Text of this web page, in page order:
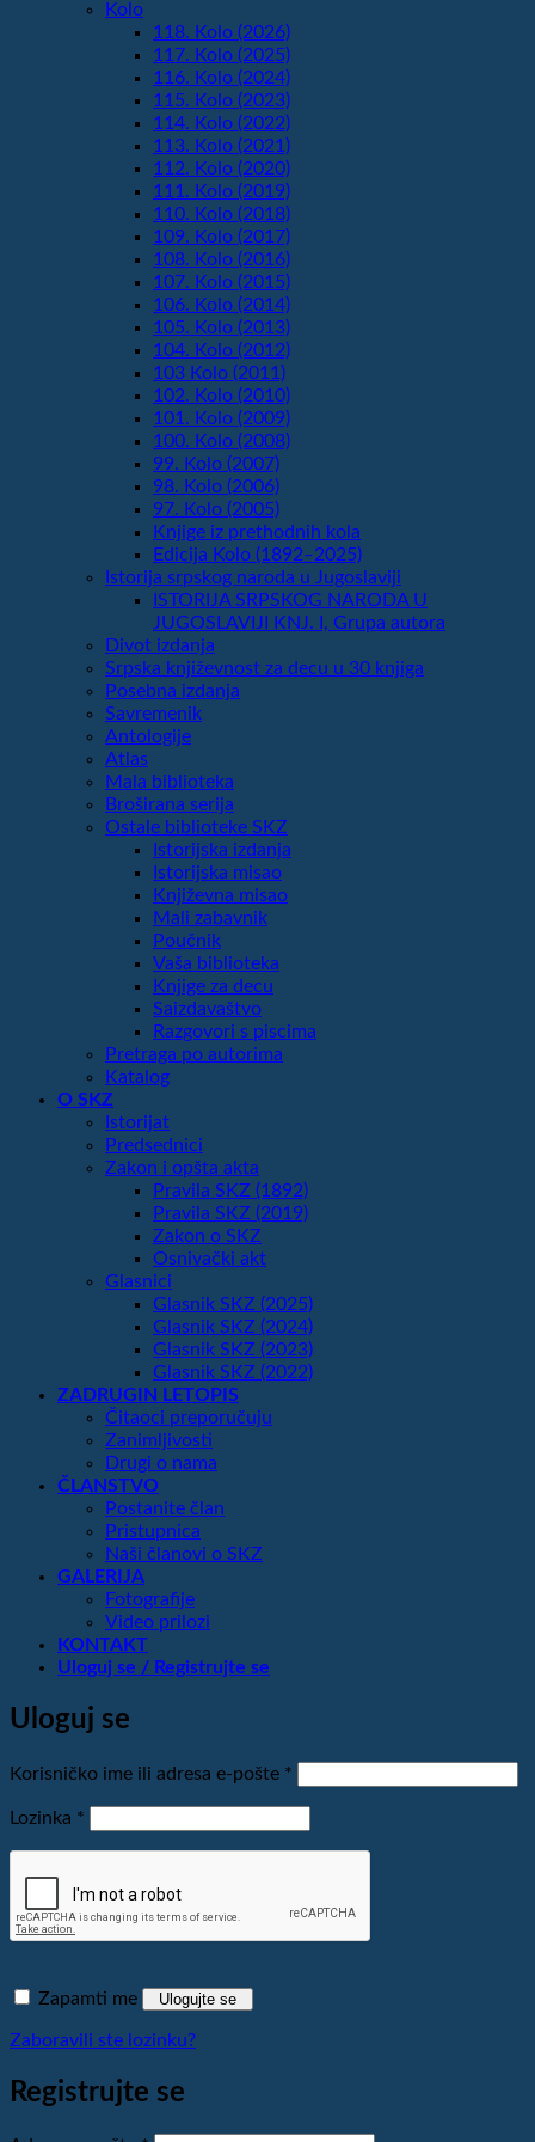
Kolo
118. Kolo (2026)
117. Kolo (2025)
116. Kolo (2024)
115. Kolo (2023)
114. Kolo (2022)
113. Kolo (2021)
112. Kolo (2020)
111. Kolo (2019)
110. Kolo (2018)
109. Kolo (2017)
108. Kolo (2016)
107. Kolo (2015)
106. Kolo (2014)
105. Kolo (2013)
104. Kolo (2012)
103 Kolo (2011)
102. Kolo (2010)
101. Kolo (2009)
100. Kolo (2008)
99. Kolo (2007)
98. Kolo (2006)
97. Kolo (2005)
Knjige iz prethodnih kola
Edicija Kolo (1892‒2025)
Istorija srpskog naroda u Jugoslaviji
ISTORIJA SRPSKOG NARODA U
JUGOSLAVIJI KNJ. I, Grupa autora
Divot izdanja
Srpska književnost za decu u 30 knjiga
Posebna izdanja
Savremenik
Antologije
Atlas
Mala biblioteka
Broširana serija
Ostale biblioteke SKZ
Istorijska izdanja
Istorijska misao
Književna misao
Mali zabavnik
Poučnik
Vaša biblioteka
Knjige za decu
Saizdavaštvo
Razgovori s piscima
Pretraga po autorima
Katalog
O SKZ
Istorijat
Predsednici
Zakon i opšta akta
Pravila SKZ (1892)
Pravila SKZ (2019)
Zakon o SKZ
Osnivački akt
Glasnici
Glasnik SKZ (2025)
Glasnik SKZ (2024)
Glasnik SKZ (2023)
Glasnik SKZ (2022)
ZADRUGIN LETOPIS
Čitaoci preporučuju
Zanimljivosti
Drugi o nama
ČLANSTVO
Postanite član
Pristupnica
Naši članovi o SKZ
GALERIJA
Fotografije
Video prilozi
KONTAKT
Uloguj se / Registrujte se
Uloguj se
Korisničko ime ili adresa e-pošte *
Lozinka *
Zapamti me Ulogujte se
Zaboravili ste lozinku?
Registrujte se